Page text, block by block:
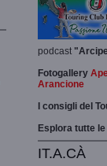
podcast
Fotogallery
Arancione
I consigli del
Esplora tutte
IT.A.CÀ